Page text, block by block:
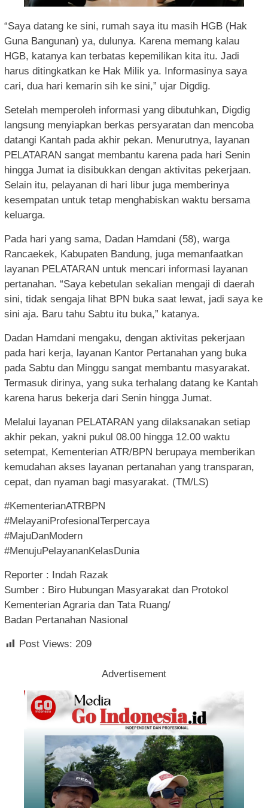
“Saya datang ke sini, rumah saya itu masih HGB (Hak
Guna Bangunan) ya, dulunya. Karena memang kalau
HGB, katanya kan terbatas kepemilikan kita itu. Jadi
harus ditingkatkan ke Hak Milik ya. Informasinya saya
cari, dua hari kemarin sih ke sini,” ujar Digdig.
Setelah memperoleh informasi yang dibutuhkan, Digdig
langsung menyiapkan berkas persyaratan dan mencoba
datangi Kantah pada akhir pekan. Menurutnya, layanan
PELATARAN sangat membantu karena pada hari Senin
hingga Jumat ia disibukkan dengan aktivitas pekerjaan.
Selain itu, pelayanan di hari libur juga memberinya
kesempatan untuk tetap menghabiskan waktu bersama
keluarga.
Pada hari yang sama, Dadan Hamdani (58), warga
Rancaekek, Kabupaten Bandung, juga memanfaatkan
layanan PELATARAN untuk mencari informasi layanan
pertanahan. “Saya kebetulan sekalian mengaji di daerah
sini, tidak sengaja lihat BPN buka saat lewat, jadi saya ke
sini aja. Baru tahu Sabtu itu buka,” katanya.
Dadan Hamdani mengaku, dengan aktivitas pekerjaan
pada hari kerja, layanan Kantor Pertanahan yang buka
pada Sabtu dan Minggu sangat membantu masyarakat.
Termasuk dirinya, yang suka terhalang datang ke Kantah
karena harus bekerja dari Senin hingga Jumat.
Melalui layanan PELATARAN yang dilaksanakan setiap
akhir pekan, yakni pukul 08.00 hingga 12.00 waktu
setempat, Kementerian ATR/BPN berupaya memberikan
kemudahan akses layanan pertanahan yang transparan,
cepat, dan nyaman bagi masyarakat. (TM/LS)
#KementerianATRBPN
#MelayaniProfesionalTerpercaya
#MajuDanModern
#MenujuPelayananKelasDunia
Reporter : Indah Razak
Sumber : Biro Hubungan Masyarakat dan Protokol
Kementerian Agraria dan Tata Ruang/
Badan Pertanahan Nasional
Post Views: 209
Advertisement